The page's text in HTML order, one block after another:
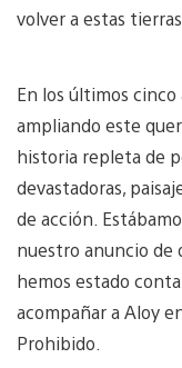
volver a estas tierras
En los últimos
ampliando este
historia repleta de
devastadoras,
de acción.
nuestro anuncio de
hemos estado
acompañar a Aloy
Prohibido.